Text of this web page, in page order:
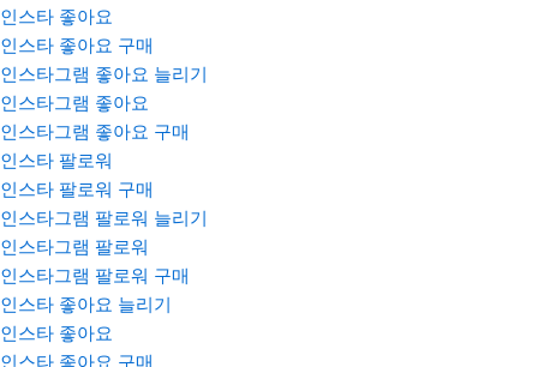
인스타 좋아요
인스타 좋아요 구매
인스타그램 좋아요 늘리기
인스타그램 좋아요
인스타그램 좋아요 구매
인스타 팔로워
인스타 팔로워 구매
인스타그램 팔로워 늘리기
인스타그램 팔로워
인스타그램 팔로워 구매
인스타 좋아요 늘리기
인스타 좋아요
인스타 좋아요 구매